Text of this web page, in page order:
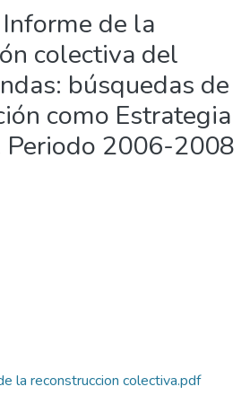
Informe de la
colectiva del
búsquedas de
como Estrategia
Periodo 2006-2008
la reconstruccion colectiva.pdf